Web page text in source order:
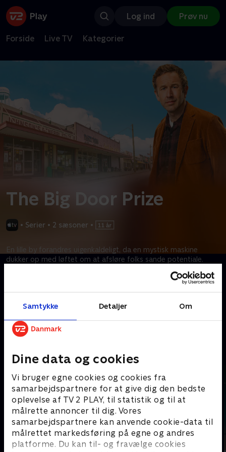
Samtykke Detaljer Om
Dine data og cookies
Vi bruger egne cookies og cookies fra
samarbejdspartnere for at give dig den bedste
oplevelse af TV 2 PLAY, til statistik og til at
målrette annoncer til dig. Vores
samarbejdspartnere kan anvende cookie-data til
målrettet markedsføring på egne og andres
platforme. Du kan til- og fravælge cookies
Log ind Prøv nu
Forside Live TV Kategorier
The Big Door Prize
• Serier • 2 sæsoner •
En lille by forandres uigenkaldeligt, da en mystisk maskine
dukker op med løftet om at afsløre folks sande potentiale.
parforhold og tvivle på ting, de længe har taget for givet – alt
Kræver tilkøb
Mere indhold fra Apple TV